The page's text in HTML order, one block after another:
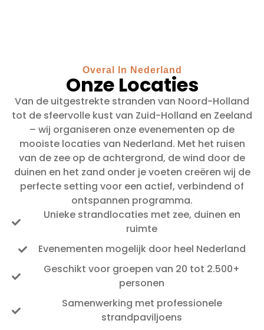
Overal In Nederland
Onze Locaties
Van de uitgestrekte stranden van Noord-Holland
tot de sfeervolle kust van Zuid-Holland en Zeeland
– wij organiseren onze evenementen op de
mooiste locaties van Nederland. Met het ruisen
van de zee op de achtergrond, de wind door de
duinen en het zand onder je voeten creëren wij de
perfecte setting voor een actief, verbindend of
ontspannen programma.
Unieke strandlocaties met zee, duinen en
ruimte
Evenementen mogelijk door heel Nederland
Geschikt voor groepen van 20 tot 2.500+
personen
Samenwerking met professionele
strandpaviljoens